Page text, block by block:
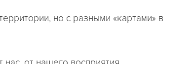
но с разными «картами» в